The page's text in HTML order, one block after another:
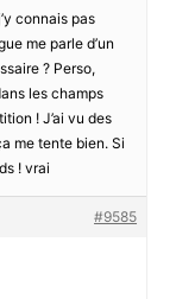
connais pas
me parle d’un
? Perso,
les champs
! J’ai vu des
me tente bien. Si
! vrai
#9585